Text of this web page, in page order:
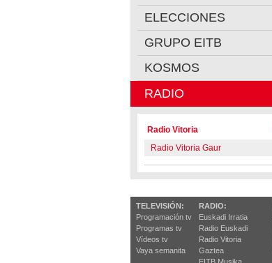
ELECCIONES
GRUPO EITB
KOSMOS
RADIO
Radio Vitoria
Radio Vitoria Gaur
TELEVISIÓN:
Programación tv
Programas tv
Vídeos tv
Vaya semanita
RADIO:
Euskadi Irratia
Radio Euskadi
Radio Vitoria
Gaztea